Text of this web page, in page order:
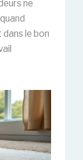
ne
le bon